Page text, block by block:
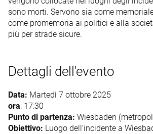
sono morti. Servono sia come
come promemoria ai politici e alla
più per strade sicure.
Dettagli dell'evento
Data: Martedì 7 ottobre 2025
ora: 17:30
Punto di partenza: Wiesbaden
Obiettivo: Luogo dell'incidente a